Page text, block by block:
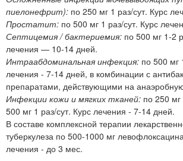
пиелонефрит): по 250 мг 1 раз/сут. Курс
Простатит: по 500 мг 1 раз/сут. Курс
Септицемия / бактериемия: по 500 мг 1-2
лечения — 10-14 дней.
Интраабдоминальная инфекция: по 500 мг
лечения - 7-14 дней, в комбинации с
препаратами, действующими на
Инфекции кожи и мягких тканей: по 250
500 мг 1 раз/сут. Курс лечения - 7-14 дней.
В составе комплексной терапии
туберкулеза по 500-1000 мг
лечения - до 3 мес.